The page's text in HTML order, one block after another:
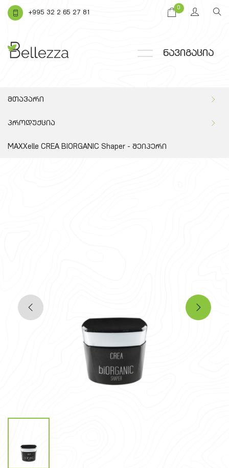
+995 32 2 65 27 81
0
ნავიგაცია
მთავარი
პროდუქცია
MAXXelle CREA BIORGANIC Shaper - შეიპერი